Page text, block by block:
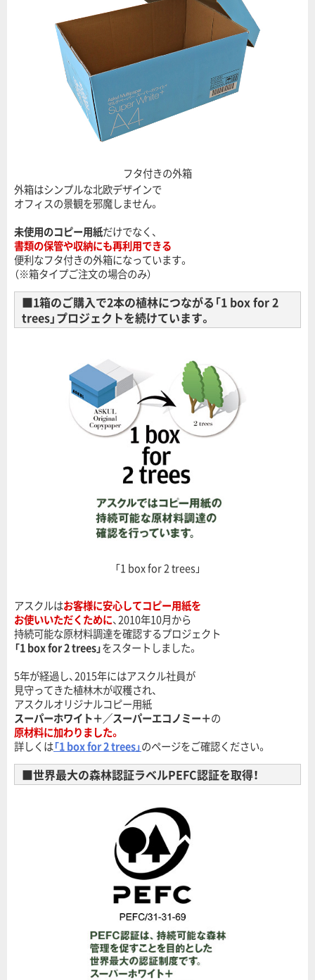
フタ付きの外箱
外箱はシンプルな北欧デザインで
オフィスの景観を邪魔しません。
未使用のコピー用紙だけでなく、
書類の保管や収納にも再利用できる
便利なフタ付きの外箱になっています。
（※箱タイプご注文の場合のみ）
■1箱のご購入で2本の植林につながる「1 box for 2
trees」プロジェクトを続けています。
「1 box for 2 trees」
アスクルはお客様に安心してコピー用紙を
お使いいただくために、2010年10月から
持続可能な原材料調達を確認するプロジェクト
「1 box for 2 trees」をスタートしました。
5年が経過し、2015年にはアスクル社員が
見守ってきた植林木が収穫され、
アスクルオリジナルコピー用紙
スーパーホワイト＋／スーパーエコノミー＋の
原材料に加わりました。
詳しくは「1 box for 2 trees」のページをご確認ください。
■世界最大の森林認証ラベルPEFC認証を取得！